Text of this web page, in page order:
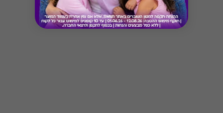
* מבוהר כי רשימת הספקים המכבדות את הגיפט
קארד עשויה להשתנות מעת לעת.
* במקרה של ירידת ספק מגיפט עם ספק יחיד,